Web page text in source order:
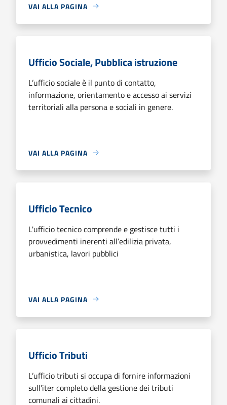
VAI ALLA PAGINA
Ufficio Sociale, Pubblica istruzione
L’ufficio sociale è il punto di contatto,
informazione, orientamento e accesso ai servizi
territoriali alla persona e sociali in genere.
VAI ALLA PAGINA
Ufficio Tecnico
L'ufficio tecnico comprende e gestisce tutti i
provvedimenti inerenti all’edilizia privata,
urbanistica, lavori pubblici
VAI ALLA PAGINA
Ufficio Tributi
L’ufficio tributi si occupa di fornire informazioni
sull’iter completo della gestione dei tributi
comunali ai cittadini.